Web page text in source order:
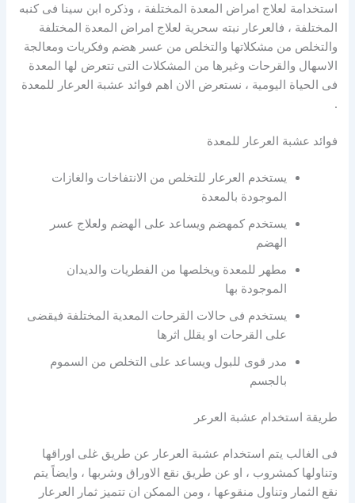
استخدامة لعلاج امراض المعدة المختلفة ، وذكره ابن سينا فى كنبه
المختلفة ، فالعرعار نبته سحرية لعلاج امراض المعدة المختلفة
والتخلص من مشكلاتها والتخلص من عسر هضم وفكريات ومعالجة
الاسهال والقرحات وغيرها من المشكلات التى تتعرض لها المعدة
فى الحياة اليومية ، نستعرض الان اهم فوائد عشبة العرعار للمعدة
.
فوائد عشبة العرعار للمعدة
يستخدم العرعار للتخلص من الانتفاخات والغازات
الموجودة بالمعدة
يستخدم كمهضم ويساعد على الهضم ولعلاج عسر
الهضم
مطهر للمعدة ويخلصها من الفطريات والديدان
الموجودة بها
يستخدم فى حالات القرحات المعدية المختلفة فيقضى
على القرحات او يقلل اثرها
مدر قوى للبول ويساعد على التخلص من السموم
بالجسم
طريقة استخدام عشبة العرعر
فى الغالب يتم استخدام عشبة العرعار عن طريق غلى اوراقها
وتناولها كمشروب ، او عن طريق نقع الاوراق وشربها ، وايضاً يتم
نقع الثمار وتناول منقوعها ، ومن الممكن ان تتميز ثمار العرعار